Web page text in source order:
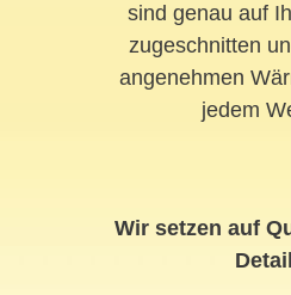
sind genau auf
zugeschnitten
angenehmen
jedem
Wir setzen auf